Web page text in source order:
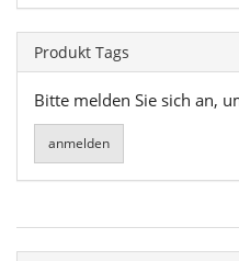
Produkt Tags
Bitte melden Sie sich an,